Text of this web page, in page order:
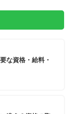
な資格・給料・